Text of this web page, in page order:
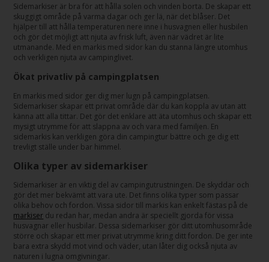
Sidemarkiser är bra för att hålla solen och vinden borta. De skapar ett
skuggigt område på varma dagar och ger lä, när det blåser. Det
hjälper till att hålla temperaturen nere inne i husvagnen eller husbilen
och gör det möjligt att njuta av frisk luft, även när vädret är lite
utmanande. Med en markis med sidor kan du stanna längre utomhus
och verkligen njuta av campinglivet.
Ökat privatliv på campingplatsen
En markis med sidor ger dig mer lugn på campingplatsen.
Sidemarkiser skapar ett privat område där du kan koppla av utan att
känna att alla tittar. Det gör det enklare att äta utomhus och skapar ett
mysigt utrymme för att slappna av och vara med familjen. En
sidemarkis kan verkligen göra din campingtur bättre och ge dig ett
trevligt ställe under bar himmel.
Olika typer av sidemarkiser
Sidemarkiser är en viktig del av campingutrustningen. De skyddar och
gör det mer bekvämt att vara ute. Det finns olika typer som passar
olika behov och fordon. Vissa sidor till markis kan enkelt fästas på de
markiser du redan har, medan andra är speciellt gjorda för vissa
husvagnar eller husbilar. Dessa sidemarkiser gör ditt utomhusområde
större och skapar ett mer privat utrymme kring ditt fordon. De ger inte
bara extra skydd mot vind och väder, utan låter dig också njuta av
naturen i lugna omgivningar.